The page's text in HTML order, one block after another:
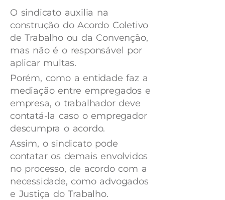
O sindicato auxilia na
construção do Acordo Coletivo
de Trabalho ou da Convenção,
mas não é o responsável por
aplicar multas.
Porém, como a entidade faz a
mediação entre empregados e
empresa, o trabalhador deve
contatá-la caso o empregador
descumpra o acordo.
Assim, o sindicato pode
contatar os demais envolvidos
no processo, de acordo com a
necessidade, como advogados
e Justiça do Trabalho.